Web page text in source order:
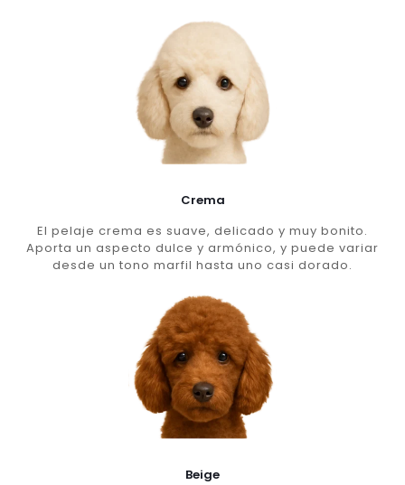
Crema
El pelaje crema es suave, delicado y muy bonito.
Aporta un aspecto dulce y armónico, y puede variar
desde un tono marfil hasta uno casi dorado.
Beige